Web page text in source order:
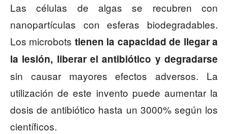
Las células de algas se recubren con
nanopartículas con esferas biodegradables.
Los microbots tienen la capacidad de llegar a
la lesión, liberar el antibiótico y degradarse
sin causar mayores efectos adversos. La
utilización de este invento puede aumentar la
dosis de antibiótico hasta un 3000% según los
científicos.